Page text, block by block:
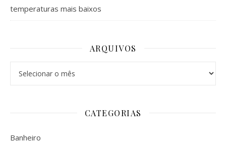
temperaturas mais baixos
ARQUIVOS
CATEGORIAS
Banheiro